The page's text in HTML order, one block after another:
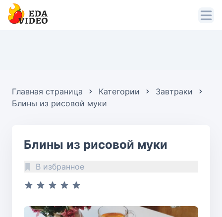
Главная страница Категории
Завтраки
Блины из рисовой муки
Блины из рисовой муки
В избранное